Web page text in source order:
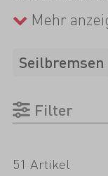
perfekte
innovativer
Materialien
dein
Mehr
Seilbremsen
Filter
51 Artikel